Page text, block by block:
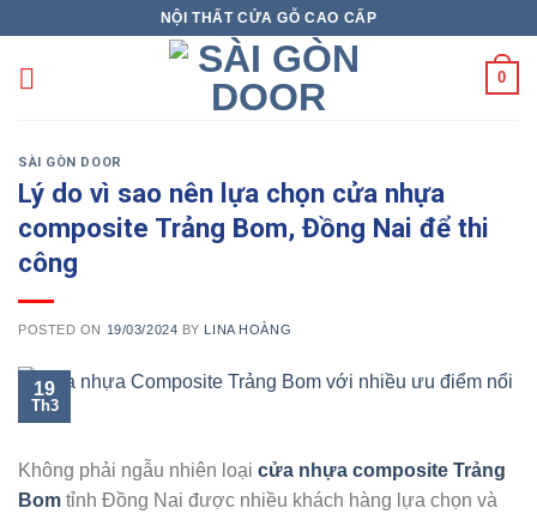
content
NỘI THẤT CỬA GỖ CAO CẤP
0
SÀI GÒN DOOR
Lý do vì sao nên lựa chọn cửa nhựa
composite Trảng Bom, Đồng Nai để thi
công
POSTED ON 19/03/2024 BY LINA HOÀNG
19
Th3
Không phải ngẫu nhiên loại cửa nhựa composite Trảng
Bom tỉnh Đồng Nai được nhiều khách hàng lựa chọn và
X